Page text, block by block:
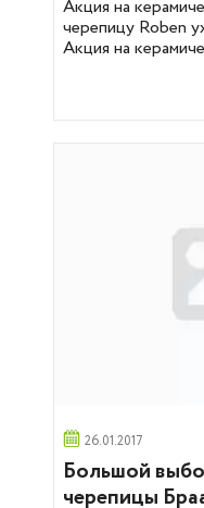
Акция на
черепицу Roben
Акция на
26.01.2017
Большой
черепицы